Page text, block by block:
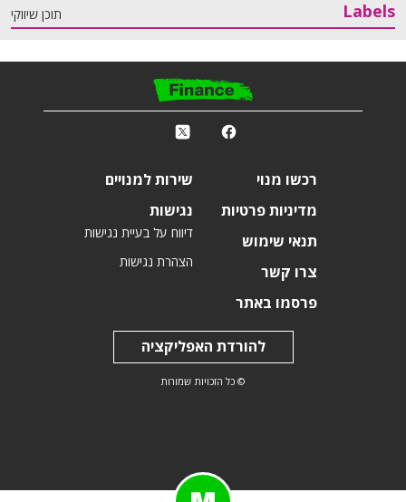
Labels תוכן שיווקי
רכשו מנוי
מדיניות פרטיות
תנאי שימוש
צרו קשר
פרסמו באתר
שירות למנויים
נגישות
דיווח על בעיית נגישות
הצהרת נגישות
להורדת האפליקציה
© כל הזכויות שמורות